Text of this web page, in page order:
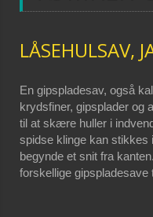
LÅSEHULSAV,
En gipspladesav, også
krydsfiner, gipsplader og
til at skære huller i
spidse klinge kan stikkes
begynde et snit fra
forskellige